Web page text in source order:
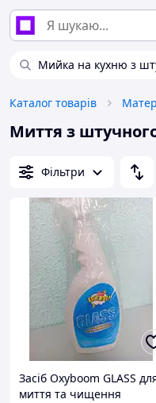
Мийка на кухню з
Каталог товарів
Миття з
Фільтри
Засіб Oxyboom GLASS
миття та чищення